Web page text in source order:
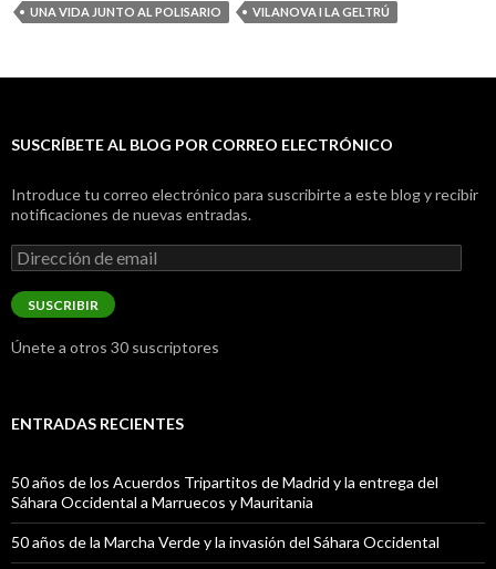
UNA VIDA JUNTO AL POLISARIO
VILANOVA I LA GELTRÚ
SUSCRÍBETE AL BLOG POR CORREO ELECTRÓNICO
Introduce tu correo electrónico para suscribirte a este blog y recibir
notificaciones de nuevas entradas.
Dirección
de
email
SUSCRIBIR
Únete a otros 30 suscriptores
ENTRADAS RECIENTES
50 años de los Acuerdos Tripartitos de Madrid y la entrega del
Sáhara Occidental a Marruecos y Mauritania
50 años de la Marcha Verde y la invasión del Sáhara Occidental